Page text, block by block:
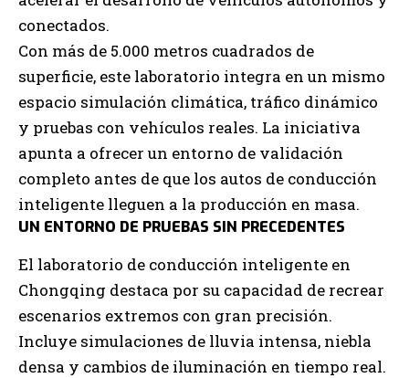
conectados.
Con más de 5.000 metros cuadrados de
superficie, este laboratorio integra en un mismo
espacio simulación climática, tráfico dinámico
y pruebas con vehículos reales. La iniciativa
apunta a ofrecer un entorno de validación
completo antes de que los autos de conducción
inteligente lleguen a la producción en masa.
UN ENTORNO DE PRUEBAS SIN PRECEDENTES
El laboratorio de conducción inteligente en
Chongqing destaca por su capacidad de recrear
escenarios extremos con gran precisión.
Incluye simulaciones de lluvia intensa, niebla
densa y cambios de iluminación en tiempo real.